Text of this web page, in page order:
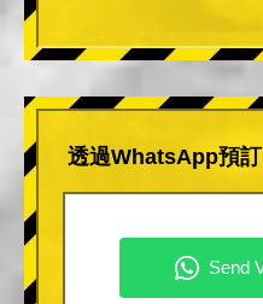
透過WhatsApp預訂